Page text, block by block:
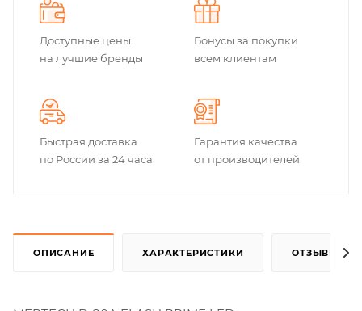
Доступные цены
на лучшие бренды
Бонусы за покупки
всем клиентам
Быстрая доставка
по России за 24 часа
Гарантия качества
от производителей
ОПИСАНИЕ ХАРАКТЕРИСТИКИ ОТЗЫВЫ